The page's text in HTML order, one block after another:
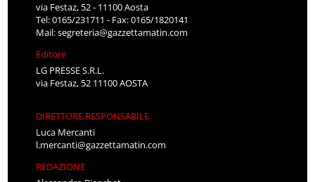
via Festaz, 52 - 11100 Aosta
Tel: 0165/231711 - Fax: 0165/1820141
Mail:segreteria@gazzettamatin.com
Editore
LG PRESSE S.R.L.
via Festaz, 52 11100 AOSTA
DIRETTORE RESPONSABILE
Luca Mercanti
l.mercanti@gazzettamatin.com
REDAZIONE